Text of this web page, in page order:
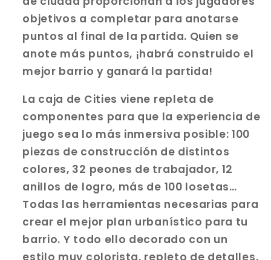
objetivos a completar para anotarse
puntos al final de la partida. Quien se
anote más puntos, ¡habrá construido el
mejor barrio y ganará la partida!
La caja de Cities viene repleta de
componentes para que la experiencia de
juego sea lo más inmersiva posible: 100
piezas de construcción de distintos
colores, 32 peones de trabajador, 12
anillos de logro, más de 100 losetas…
Todas las herramientas necesarias para
crear el mejor plan urbanístico para tu
barrio. Y todo ello decorado con un
estilo muy colorista, repleto de detalles,